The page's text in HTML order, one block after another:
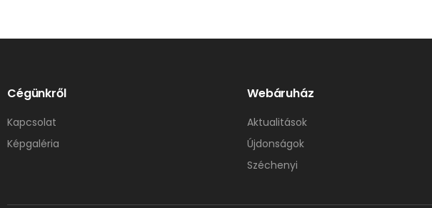
Cégünkről
Kapcsolat
Képgaléria
Webáruház
Aktualitások
Újdonságok
Széchenyi